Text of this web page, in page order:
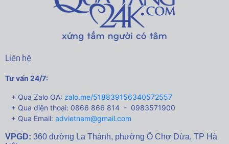
Liên hệ
Tư vấn 24/7:
+ Qua Zalo OA: zalo.me/518839156340572557
+ Qua điện thoại: 0866 866 814 - 0983571900
+ Qua Email: advietnam@gmail.com
VPGD: 360 đường La Thành, phường Ô Chợ Dừa, TP Hà